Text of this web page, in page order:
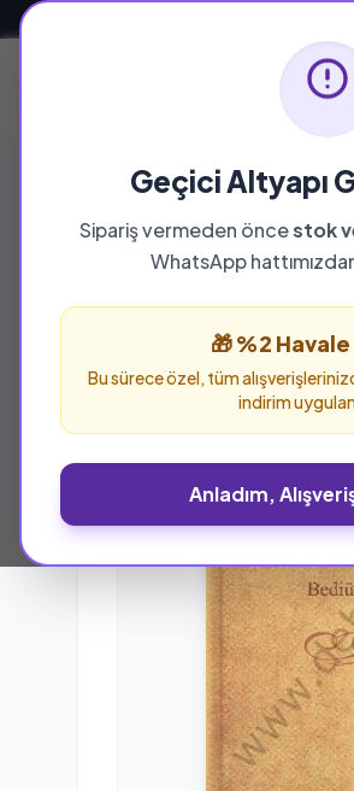
Geçici Altyapı
Sipariş vermeden öncestok
WhatsApp
🎁 %2
Bu sürece özel, tüm
indirim
Anladım,